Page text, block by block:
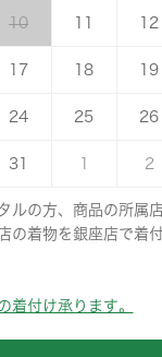
10 12
17 18 19
24 25 26
31 2
ルの方、商品の所属
の着物を銀座店で着
着付け承ります。